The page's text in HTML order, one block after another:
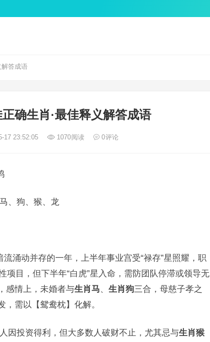
解答成语
确生肖·最佳释义解答成语
17 23:52:05 1070阅读 0评论
、狗、猴、龙
流涌动并存的一年，上半年事业宫受“禄存”星照耀，职
项目，但下半年“白虎”星入命，需防团队停滞或领导无
感情上，未婚者与生肖马、 生肖狗三合，母慈子孝之
需以【鸳鸯枕】化解。
因投资得利，但大多数人破财不止，尤其忌与生肖猴